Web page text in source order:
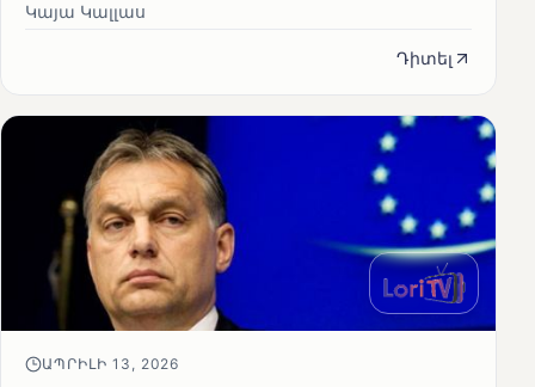
Կայա Կալլաս
Դիտել
ԱՊՐԻԼԻ 13, 2026